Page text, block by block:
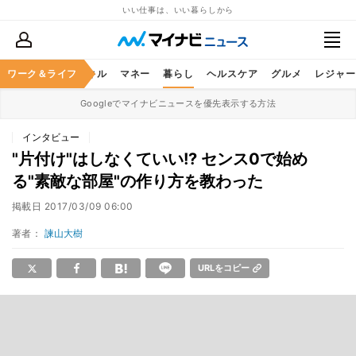
いい仕事は、いい暮らしから
ワーク＆ライフ
ア ビジネススキル マネー 暮らし ヘルスケア グルメ レジャー
Googleでマイナビニュースを優先表示する方法
インタビュー
"片付け"はしなくていい!? センス0で始め
る"素敵な部屋"の作り方を教わった
掲載日 2017/03/09 06:00
著者： 諫山大樹
URLをコピー